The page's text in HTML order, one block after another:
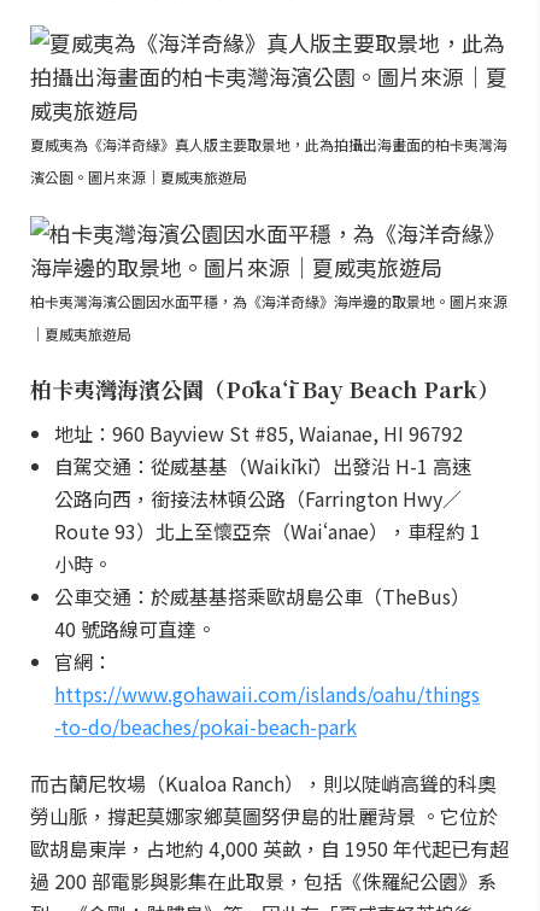
夏威夷為《海洋奇緣》真人版主要取景地，此為拍攝出海畫面的柏卡夷灣海
濱公園。圖片來源｜夏威夷旅遊局
柏卡夷灣海濱公園因水面平穩，為《海洋奇緣》海岸邊的取景地。圖片來源
｜夏威夷旅遊局
柏卡夷灣海濱公園（Pōkaʻī Bay Beach Park）
地址：960 Bayview St #85, Waianae, HI 96792
自駕交通：從威基基（Waikīkī）出發沿 H-1 高速
公路向西，銜接法林頓公路（Farrington Hwy／
Route 93）北上至懷亞奈（Waiʻanae），車程約 1
小時。
公車交通：於威基基搭乘歐胡島公車（TheBus）
40 號路線可直達。
官網：
https://www.gohawaii.com/islands/oahu/things
-to-do/beaches/pokai-beach-park
而古蘭尼牧場（Kualoa Ranch），則以陡峭高聳的科奧
勞山脈，撐起莫娜家鄉莫圖努伊島的壯麗背景 。它位於
歐胡島東岸，占地約 4,000 英畝，自 1950 年代起已有超
過 200 部電影與影集在此取景，包括《侏羅紀公園》系